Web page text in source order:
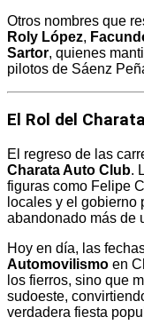
Otros nombres que
Roly López,
Sartor, quienes
pilotos de Sáenz
El Rol del
El regreso de las
Charata Auto Club.
figuras como Felipe
locales y el gobierno
abandonado más de
Hoy en día, las
Automovilismo en
los fierros, sino que
sudoeste,
verdadera fiesta